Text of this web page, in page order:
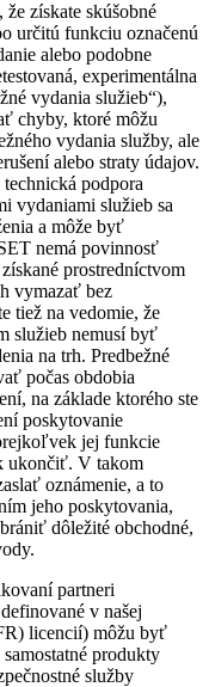
že získate skúšobné
určitú funkciu označenú
alebo podobne
experimentálna
vydania služieb“),
chyby, ktoré môžu
vydania služby, ale
alebo straty údajov.
podpora
vydaniami služieb sa
a môže byť
nemá povinnosť
prostredníctvom
vymazať bez
tiež na vedomie, že
služieb nemusí byť
na trh. Predbežné
počas obdobia
na základe ktorého ste
poskytovanie
jej funkcie
ukončiť. V takom
oznámenie, a to
jeho poskytovania,
dôležité obchodné,
partneri
v našej
licencií) môžu byť
produkty
služby